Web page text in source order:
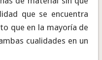
que se encuentra
que en la mayoría de
cualidades en un